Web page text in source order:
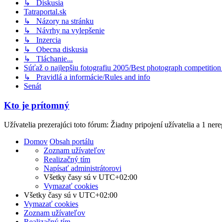
↳ Diskusia
Tatraportal.sk
↳ Názory na stránku
↳ Návrhy na vylepšenie
↳ Inzercia
↳ Obecna diskusia
↳ Tláchanie...
Súťaž o najlepšiu fotografiu 2005/Best photograph
↳ Pravidlá a informácie/Rules and info
Senát
Kto je prítomný
Užívatelia prezerajúci toto fórum: Žiadny pripojení užívatelia a 1
Domov Obsah portálu
Zoznam užívateľov
Realizačný tím
Napísať administrátorovi
Všetky časy sú v UTC+02:00
Vymazať cookies
Všetky časy sú v UTC+02:00
Vymazať cookies
Zoznam užívateľov